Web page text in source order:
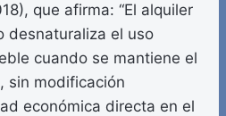
que afirma: “El alquiler
desnaturaliza el uso
cuando se mantiene el
sin modificación
económica directa en el